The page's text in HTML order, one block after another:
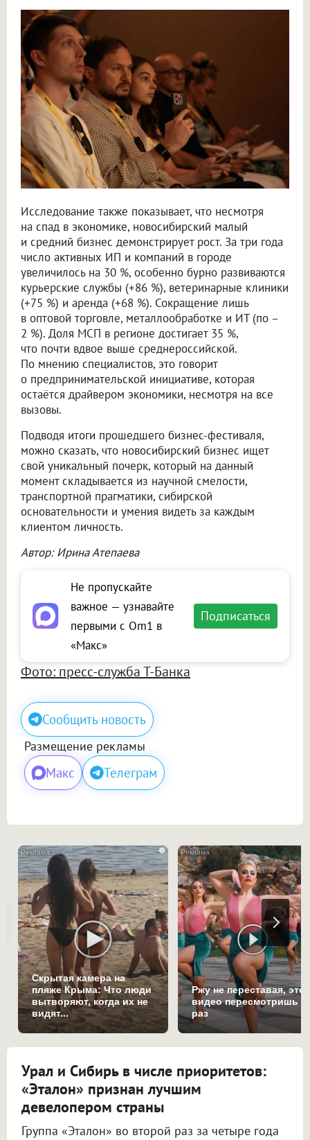
Исследование также показывает, что несмотря
на спад в экономике, новосибирский малый
и средний бизнес демонстрирует рост. За три года
число активных ИП и компаний в городе
увеличилось на 30 %, особенно бурно развиваются
курьерские службы (+86 %), ветеринарные клиники
(+75 %) и аренда (+68 %). Сокращение лишь
в оптовой торговле, металлообработке и ИТ (по –
2 %). Доля МСП в регионе достигает 35 %,
что почти вдвое выше среднероссийской.
По мнению специалистов, это говорит
о предпринимательской инициативе, которая
остаётся драйвером экономики, несмотря на все
вызовы.
Подводя итоги прошедшего бизнес-фестиваля,
можно сказать, что новосибирский бизнес ищет
свой уникальный почерк, который на данный
момент складывается из научной смелости,
транспортной прагматики, сибирской
основательности и умения видеть за каждым
клиентом личность.
Автор: Ирина Атепаева
Не пропускайте
важное — узнавайте
первыми с Om1 в
«Макс»
Подписаться
Фото: пресс-служба Т-Банка
Сообщить новость
Размещение рекламы
Макс Телеграм
i
Скрытая камера на
пляже Крыма: Что люди
вытворяют, когда их не
видят...
Ржу не переставая, это
видео пересмотришь
раз
Урал и Сибирь в числе приоритетов:
«Эталон» признан лучшим
девелопером страны
Группа «Эталон» во второй раз за четыре года